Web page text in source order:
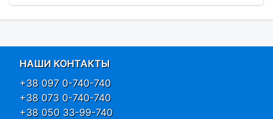
НАШИ КОНТАКТЫ
+38 097 0-740-740
+38 073 0-740-740
+38 050 33-99-740